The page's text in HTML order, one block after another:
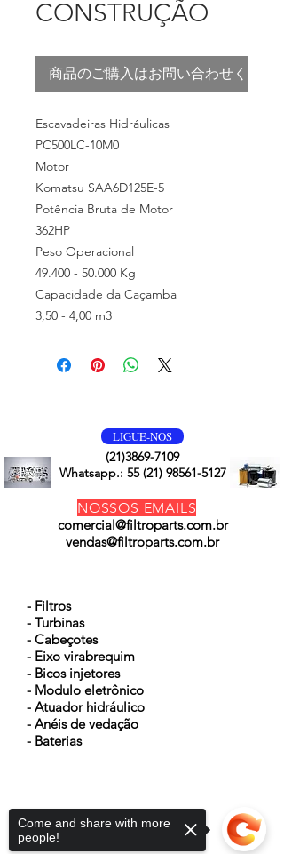
CONSTRUÇÃO
商品のご購入はお問い合わせください
Escavadeiras Hidráulicas
PC500LC-10M0
Motor
Komatsu SAA6D125E-5
Potência Bruta de Motor
362HP
Peso Operacional
49.400 - 50.000 Kg
Capacidade da Caçamba
3,50 - 4,00 m3
LIGUE-NOS
(21)3869-7109
Whatsapp.: 55 (21) 98561-5127
NOSSOS EMAILS
comercial@filtroparts.com.br
vendas@filtroparts.com.br
- Filtros
- Turbinas
- Cabeçotes
- Eixo virabrequim
- Bicos injetores
- Modulo eletrônico
- Atuador hidráulico
- Anéis de vedação
- Baterias
Come and share with more
people!